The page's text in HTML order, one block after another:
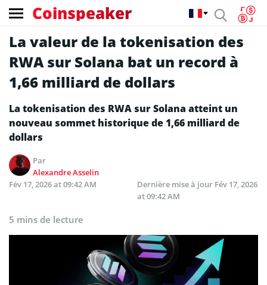
Coinspeaker
La valeur de la tokenisation des
RWA sur Solana bat un record à
1,66 milliard de dollars
La tokenisation des RWA sur Solana atteint un
nouveau sommet historique de 1,66 milliard de
dollars
Par
Alexandre Asselin
Fév 17, 2026 at 09:42 AM
Dernière mise à jour Fév 17, 2026
at 09:42 AM
5 mins de lecture